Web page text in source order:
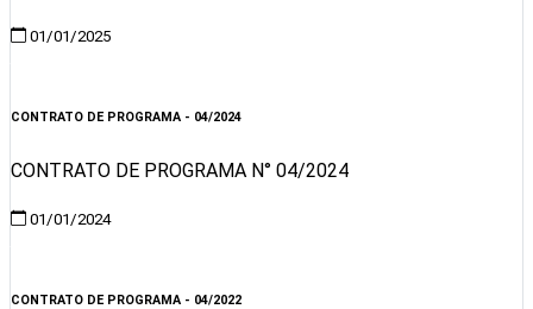
01/01/2025
CONTRATO DE PROGRAMA - 04/2024
CONTRATO DE PROGRAMA N° 04/2024
01/01/2024
CONTRATO DE PROGRAMA - 04/2022